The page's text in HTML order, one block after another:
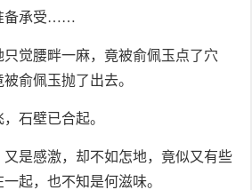
备承受……
觉腰畔一麻，竟被俞佩玉点了穴
俞佩玉抛了出去。
石壁已合起。
是感激，却不如怎地，竟似又有些
起，也不知是何滋味。